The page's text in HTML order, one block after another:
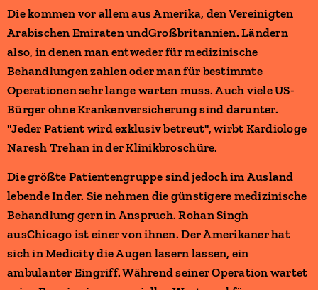
Die kommen vor allem aus Amerika, den Vereinigten
Arabischen Emiraten undGroßbritannien. Ländern
also, in denen man entweder für medizinische
Behandlungen zahlen oder man für bestimmte
Operationen sehr lange warten muss. Auch viele US-
Bürger ohne Krankenversicherung sind darunter.
"Jeder Patient wird exklusiv betreut", wirbt Kardiologe
Naresh Trehan in der Klinikbroschüre.
Die größte Patientengruppe sind jedoch im Ausland
lebende Inder. Sie nehmen die günstigere medizinische
Behandlung gern in Anspruch. Rohan Singh
ausChicago ist einer von ihnen. Der Amerikaner hat
sich in Medicity die Augen lasern lassen, ein
ambulanter Eingriff. Während seiner Operation wartet